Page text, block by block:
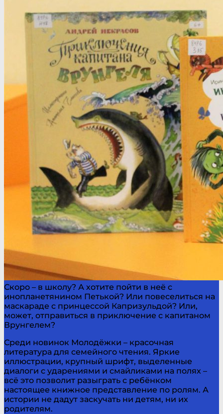
Скоро – в школу? А хотите пойти в неё с
инопланетянином Петькой? Или повеселиться на
маскараде с принцессой Капризульдой? Или,
может, отправиться в приключение с капитаном
Врунгелем?
Среди новинок Молодёжки – красочная
литература для семейного чтения. Яркие
иллюстрации, крупный шрифт, выделенные
диалоги с ударениями и смайликами на полях –
всё это позволит разыграть с ребёнком
настоящее книжное представление по ролям. А
истории не дадут заскучать ни детям, ни их
родителям.